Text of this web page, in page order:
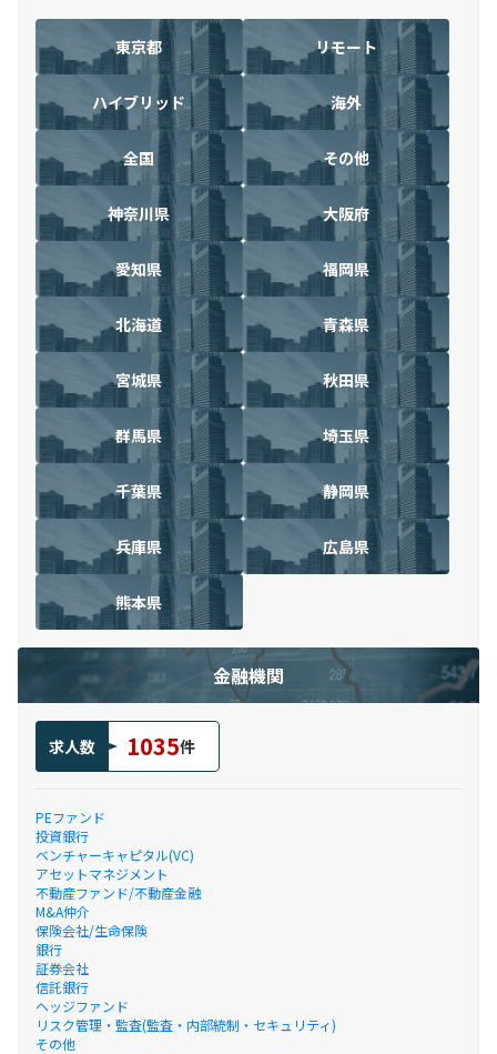
東京都 リモート
ハイブリッド 海外
全国 その他
神奈川県 大阪府
愛知県 福岡県
北海道 青森県
宮城県 秋田県
群馬県 埼玉県
千葉県 静岡県
兵庫県 広島県
熊本県
金融機関
求人数 1035件
PEファンド
投資銀行
ベンチャーキャピタル(VC)
アセットマネジメント
不動産ファンド/不動産金融
M&A仲介
保険会社/生命保険
銀行
証券会社
信託銀行
ヘッジファンド
リスク管理・監査(監査・内部統制・セキュリティ)
その他